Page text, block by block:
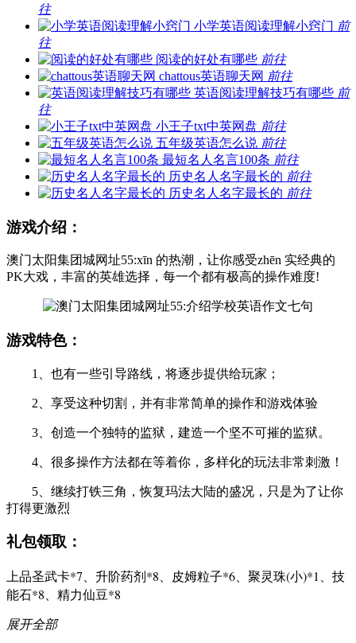
往
小学英语阅读理解小窍门 前
往
阅读的好处有哪些 前往
chattous英语聊天网 前往
英语阅读理解技巧有哪些 前
往
小王子txt中英网盘 前往
五年级英语怎么说 前往
最短名人名言100条 前往
历史名人名字最长的 前往
历史名人名字最长的 前往
游戏介绍：
澳门太阳集团城网址55:xīn 的热潮，让你感受zhēn 实经典的
PK大戏，丰富的英雄选择，每一个都有极高的操作难度!
游戏特色：
1、也有一些引导路线，将逐步提供给玩家；
2、享受这种切割，并有非常简单的操作和游戏体验
3、创造一个独特的监狱，建造一个坚不可摧的监狱。
4、很多操作方法都在等着你，多样化的玩法非常刺激！
5、继续打铁三角，恢复玛法大陆的盛况，只是为了让你
打得更激烈
礼包领取：
上品圣武卡*7、升阶药剂*8、皮姆粒子*6、聚灵珠(小)*1、技
能石*8、精力仙豆*8
展开全部